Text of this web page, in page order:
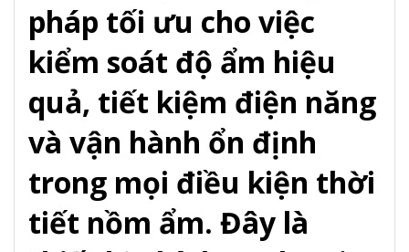
pháp tối ưu cho việc
kiểm soát độ ẩm hiệu
quả, tiết kiệm điện năng
và vận hành ổn định
trong mọi điều kiện thời
tiết nồm ẩm. Đây là